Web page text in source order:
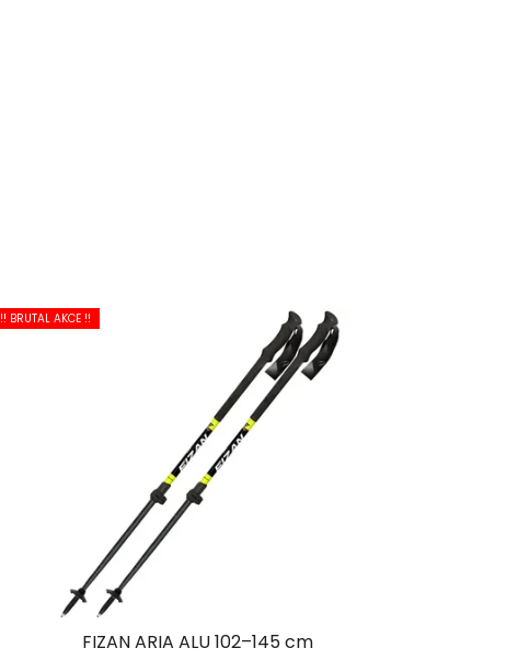
!! BRUTAL AKCE !!
FIZAN ARIA ALU 102–145 cm